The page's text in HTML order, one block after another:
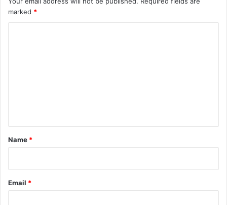
marked *
*
Name *
Email *